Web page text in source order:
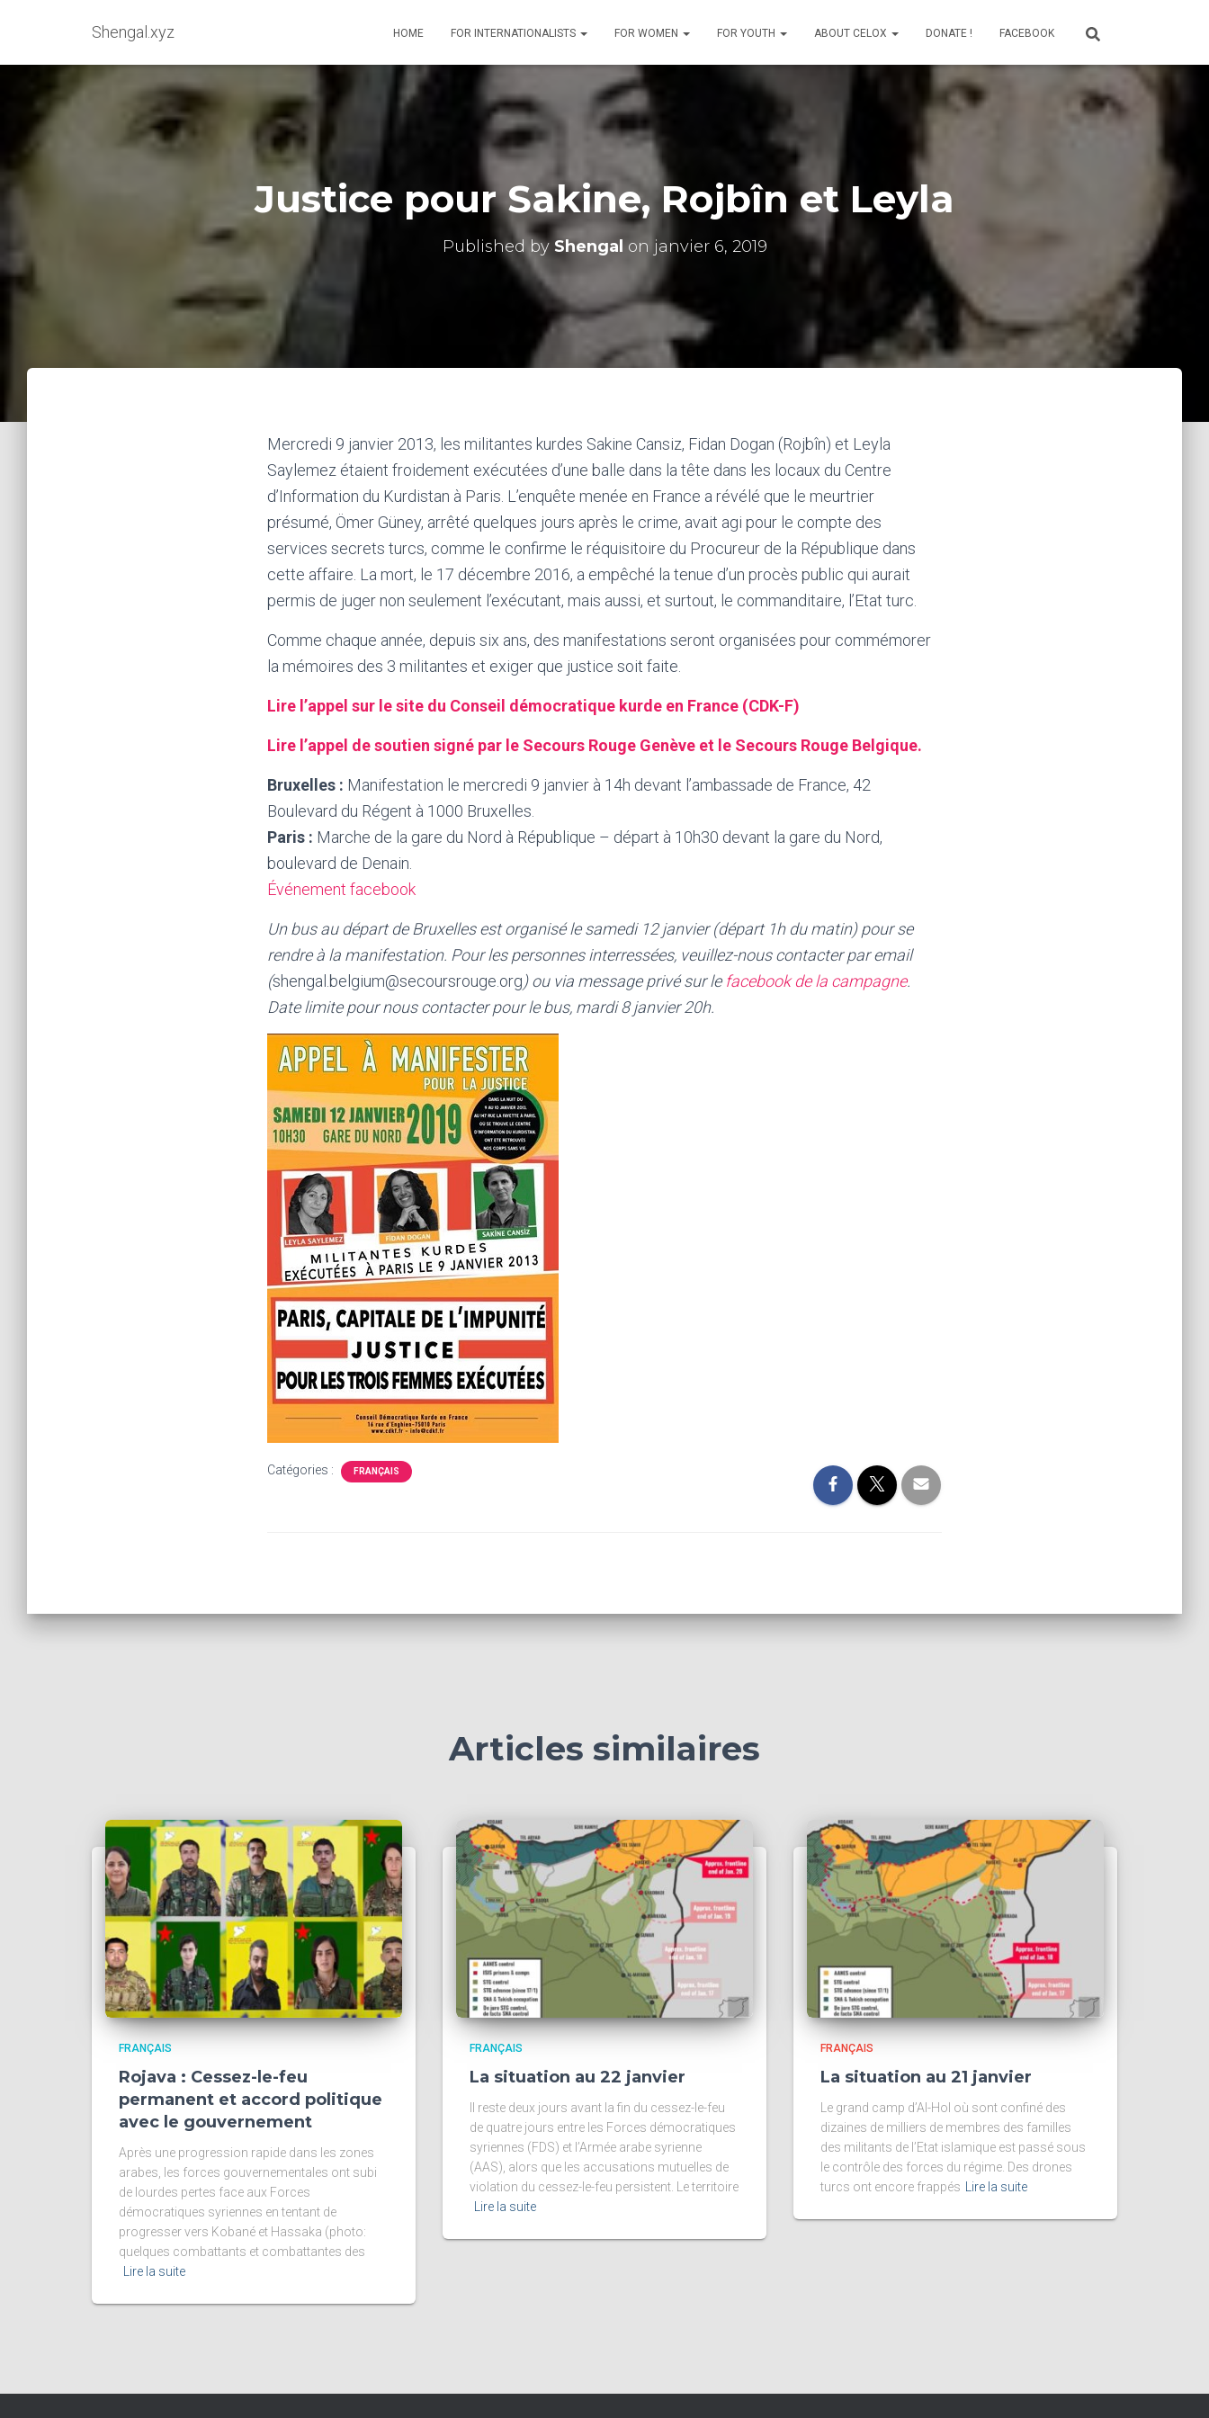
Shengal.xyz HOME FOR INTERNATIONALISTS FOR WOMEN FOR YOUTH ABOUT CELOX DONATE ! FACEBOOK
Justice pour Sakine, Rojbîn et Leyla
Published by Shengal on janvier 6, 2019
Mercredi 9 janvier 2013, les militantes kurdes Sakine Cansiz, Fidan Dogan (Rojbîn) et Leyla
Saylemez étaient froidement exécutées d’une balle dans la tête dans les locaux du Centre
d’Information du Kurdistan à Paris. L’enquête menée en France a révélé que le meurtrier
présumé, Ömer Güney, arrêté quelques jours après le crime, avait agi pour le compte des
services secrets turcs, comme le confirme le réquisitoire du Procureur de la République dans
cette affaire. La mort, le 17 décembre 2016, a empêché la tenue d’un procès public qui aurait
permis de juger non seulement l’exécutant, mais aussi, et surtout, le commanditaire, l’Etat turc.
Comme chaque année, depuis six ans, des manifestations seront organisées pour commémorer
la mémoires des 3 militantes et exiger que justice soit faite.
Lire l’appel sur le site du Conseil démocratique kurde en France (CDK-F)
Lire l’appel de soutien signé par le Secours Rouge Genève et le Secours Rouge Belgique.
Bruxelles : Manifestation le mercredi 9 janvier à 14h devant l’ambassade de France, 42
Boulevard du Régent à 1000 Bruxelles.
Paris : Marche de la gare du Nord à République – départ à 10h30 devant la gare du Nord,
boulevard de Denain.
Événement facebook
Un bus au départ de Bruxelles est organisé le samedi 12 janvier (départ 1h du matin) pour se
rendre à la manifestation. Pour les personnes interressées, veuillez-nous contacter par email
(shengal.belgium@secoursrouge.org) ou via message privé sur lefacebook de la campagne.
Date limite pour nous contacter pour le bus, mardi 8 janvier 20h.
Catégories : FRANÇAIS
Articles similaires
FRANÇAIS
Rojava : Cessez-le-feu
permanent et accord politique
avec le gouvernement
Après une progression rapide dans les zones
arabes, les forces gouvernementales ont subi
de lourdes pertes face aux Forces
démocratiques syriennes en tentant de
progresser vers Kobané et Hassaka (photo:
quelques combattants et combattantes des
Lire la suite
FRANÇAIS
La situation au 22 janvier
Il reste deux jours avant la fin du cessez-le-feu
de quatre jours entre les Forces démocratiques
syriennes (FDS) et l’Armée arabe syrienne
(AAS), alors que les accusations mutuelles de
violation du cessez-le-feu persistent. Le territoire
Lire la suite
FRANÇAIS
La situation au 21 janvier
Le grand camp d’Al-Hol où sont confiné des
dizaines de milliers de membres des familles
des militants de l’Etat islamique est passé sous
le contrôle des forces du régime. Des drones
turcs ont encore frappés
Lire la suite